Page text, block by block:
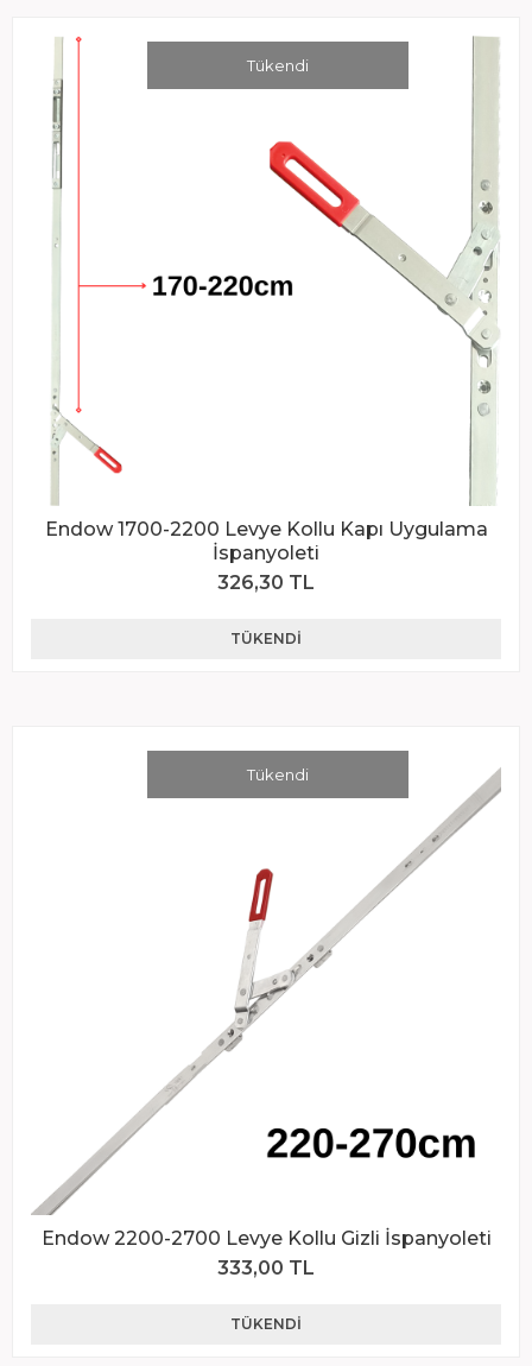
Tükendi
Endow 1700-2200 Levye Kollu Kapı Uygulama
İspanyoleti
326,30 TL
TÜKENDI
Tükendi
Endow 2200-2700 Levye Kollu Gizli İspanyoleti
333,00 TL
TÜKENDI